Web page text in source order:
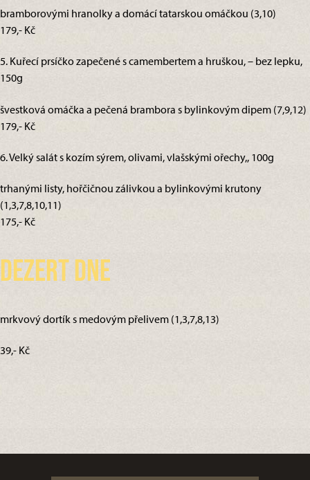
bramborovými hranolky a domácí tatarskou omáčkou (3,10)
179,- Kč
5. Kuřecí prsíčko zapečené s camembertem a hruškou, – bez lepku,
150g
švestková omáčka a pečená brambora s bylinkovým dipem (7,9,12)
179,- Kč
6. Velký salát s kozím sýrem, olivami, vlašskými ořechy,, 100g
trhanými listy, hořčičnou zálivkou a bylinkovými krutony
(1,3,7,8,10,11)
175,- Kč
Dezert dne
mrkvový dortík s medovým přelivem (1,3,7,8,13)
39,- Kč